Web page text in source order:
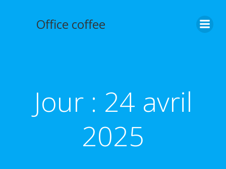
Office coffee
Jour : 24 avril
2025